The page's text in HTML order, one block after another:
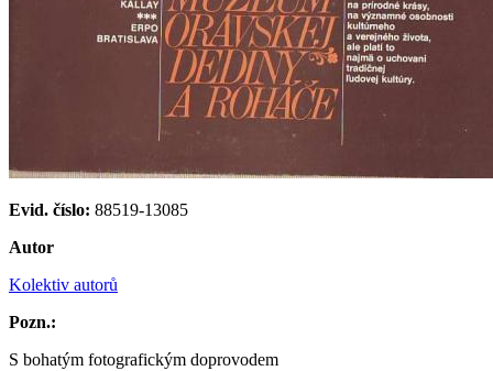
Evid. číslo: 88519-13085
Autor
Kolektiv autorů
Pozn.:
S bohatým fotografickým doprovodem